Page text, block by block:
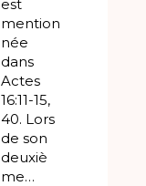
est
mention
née
dans
Actes
16:11-15,
40. Lors
de son
deuxiè
me…